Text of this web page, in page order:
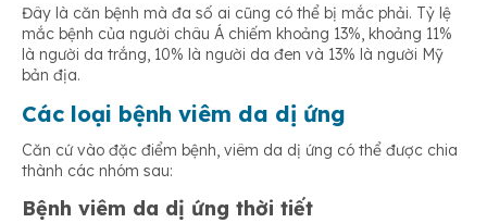
Đây là căn bệnh mà đa số ai cũng có thể bị mắc phải. Tỷ lệ
mắc bệnh của người châu Á chiếm khoảng 13%, khoảng 11%
là người da trắng, 10% là người da đen và 13% là người Mỹ
bản địa.
Các loại bệnh viêm da dị ứng
Căn cứ vào đặc điểm bệnh, viêm da dị ứng có thể được chia
thành các nhóm sau:
Bệnh viêm da dị ứng thời tiết